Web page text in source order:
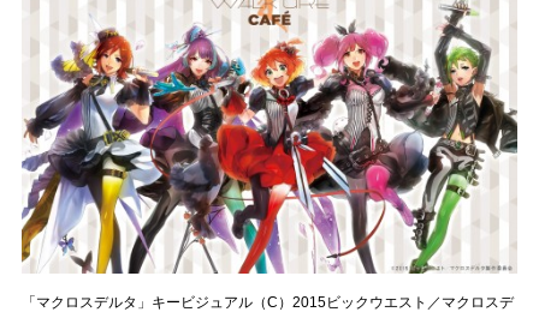
「マクロスデルタ」キービジュアル（C）2015ビックウエスト／マクロスデ